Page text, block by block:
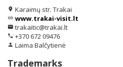
location_on Karaimų str. Trakai
link www.trakai-visit.lt
email trakaitic@trakai.lt
phone +370 672 09476
person Laima Balčytienė
Trademarks